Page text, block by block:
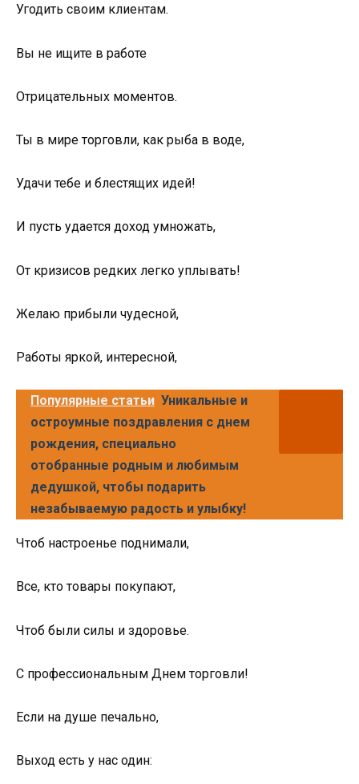
Угодить своим клиентам.
Вы не ищите в работе
Отрицательных моментов.
Ты в мире торговли, как рыба в воде,
Удачи тебе и блестящих идей!
И пусть удается доход умножать,
От кризисов редких легко уплывать!
Желаю прибыли чудесной,
Работы яркой, интересной,
Популярные статьи Уникальные и
остроумные поздравления с днем
рождения, специально
отобранные родным и любимым
дедушкой, чтобы подарить
незабываемую радость и улыбку!
Чтоб настроенье поднимали,
Все, кто товары покупают,
Чтоб были силы и здоровье.
С профессиональным Днем торговли!
Если на душе печально,
Выход есть у нас один: